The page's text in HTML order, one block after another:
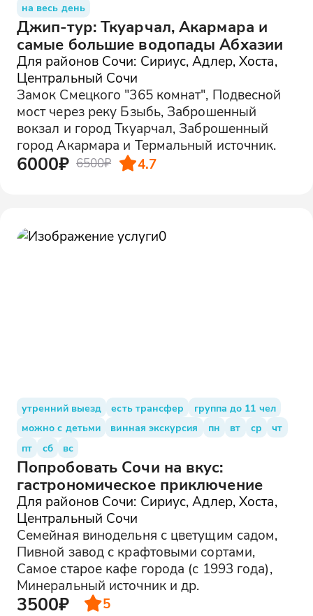
на весь день
Джип-тур: Ткуарчал, Акармара и
самые большие водопады Абхазии
Для районов Сочи: Сириус, Адлер, Хоста,
Центральный Сочи
Замок Смецкого "365 комнат", Подвесной
мост через реку Бзыбь, Заброшенный
вокзал и город Ткуарчал, Заброшенный
город Акармара и Термальный источник.
6000₽ 6500₽ 4.7
утренний выезд есть трансфер
группа до 11 чел
можно с детьми
винная экскурсия пн вт ср
чт
пт
сб вс
Попробовать Сочи на вкус:
гастрономическое приключение
Для районов Сочи: Сириус, Адлер, Хоста,
Центральный Сочи
Семейная винодельня с цветущим садом,
Пивной завод с крафтовыми сортами,
Самое старое кафе города (с 1993 года),
Минеральный источник и др.
3500₽ 5